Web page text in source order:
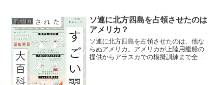
アメリカ
ソ連に北方四島を占領させたのは
アメリカ？
ソ連に北方四島を占領させたのは、他な
らぬアメリカ。アメリカが上陸用艦船の
提供からアラスカでの模擬訓練まで全面